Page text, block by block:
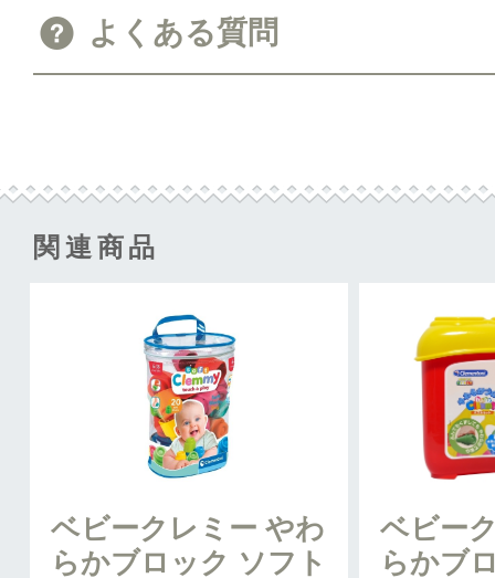
よくある質問
関連商品
ベビークレミー やわ
らかブロック ソフト
ベビー
らかブ